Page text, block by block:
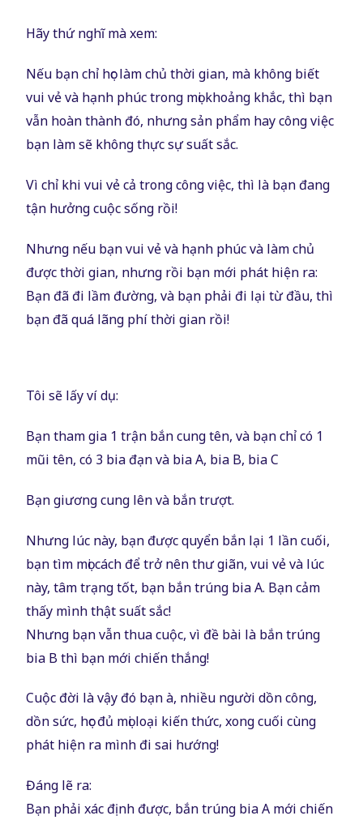
Hãy thứ nghĩ mà xem:
Nếu bạn chỉ học làm chủ thời gian, mà không biết
vui vẻ và hạnh phúc trong mọi khoảng khắc, thì bạn
vẫn hoàn thành đó, nhưng sản phẩm hay công việc
bạn làm sẽ không thực sự suất sắc.
Vì chỉ khi vui vẻ cả trong công việc, thì là bạn đang
tận hưởng cuộc sống rồi!
Nhưng nếu bạn vui vẻ và hạnh phúc và làm chủ
được thời gian, nhưng rồi bạn mới phát hiện ra:
Bạn đã đi lầm đường, và bạn phải đi lại từ đầu, thì
bạn đã quá lãng phí thời gian rồi!
Tôi sẽ lấy ví dụ:
Bạn tham gia 1 trận bắn cung tên, và bạn chỉ có 1
mũi tên, có 3 bia đạn và bia A, bia B, bia C
Bạn giương cung lên và bắn trượt.
Nhưng lúc này, bạn được quyển bắn lại 1 lần cuối,
bạn tìm mọi cách để trở nên thư giãn, vui vẻ và lúc
này, tâm trạng tốt, bạn bắn trúng bia A. Bạn cảm
thấy mình thật suất sắc!
Nhưng bạn vẫn thua cuộc, vì đề bài là bắn trúng
bia B thì bạn mới chiến thắng!
Cuộc đời là vậy đó bạn à, nhiều người dồn công,
dồn sức, học đủ mọi loại kiến thức, xong cuối cùng
phát hiện ra mình đi sai hướng!
Đáng lẽ ra:
Bạn phải xác định được, bắn trúng bia A mới chiến